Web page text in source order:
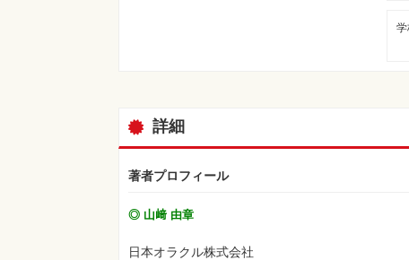
学
詳細
著者プロフィール
◎ 山﨑 由章
日本オラクル株式会社